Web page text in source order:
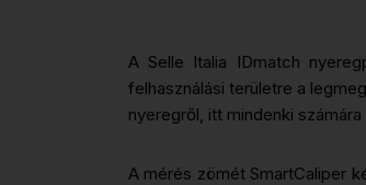
A Selle Italia IDmatch
felhasználási területre a
nyeregről, itt mindenki
A mérés zömét SmartCaliper